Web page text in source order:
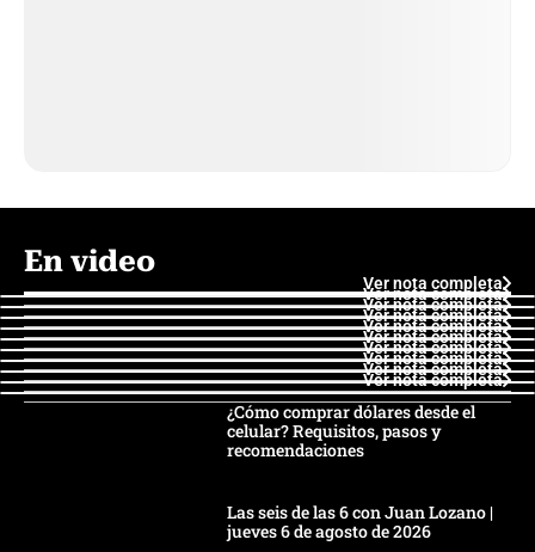
En video
Ver nota completa
Ver nota completa
Ver nota completa
Ver nota completa
Ver nota completa
Ver nota completa
Ver nota completa
Ver nota completa
Ver nota completa
Ver nota completa
¿Cómo comprar dólares desde el
celular? Requisitos, pasos y
recomendaciones
Las seis de las 6 con Juan Lozano |
jueves 6 de agosto de 2026